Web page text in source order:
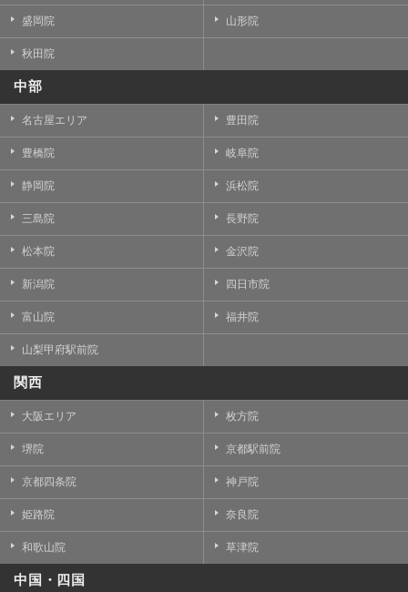
盛岡院 山形院
秋田院
中部
名古屋エリア 豊田院
豊橋院 岐阜院
静岡院 浜松院
三島院 長野院
松本院 金沢院
新潟院 四日市院
富山院 福井院
山梨甲府駅前院
関西
大阪エリア 枚方院
堺院 京都駅前院
京都四条院 神戸院
姫路院 奈良院
和歌山院 草津院
中国・四国